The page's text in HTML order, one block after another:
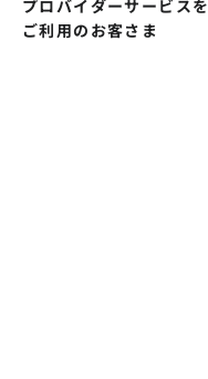
プロバイダーサービスを
ご利用のお客さま